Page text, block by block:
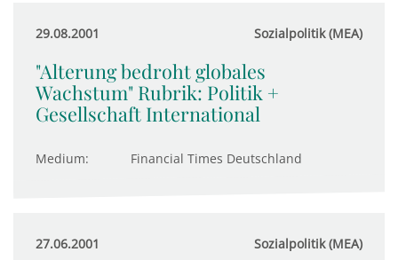
29.08.2001 Sozialpolitik (MEA)
"Alterung bedroht globales
Wachstum" Rubrik: Politik +
Gesellschaft International
Medium: Financial Times Deutschland
27.06.2001 Sozialpolitik (MEA)